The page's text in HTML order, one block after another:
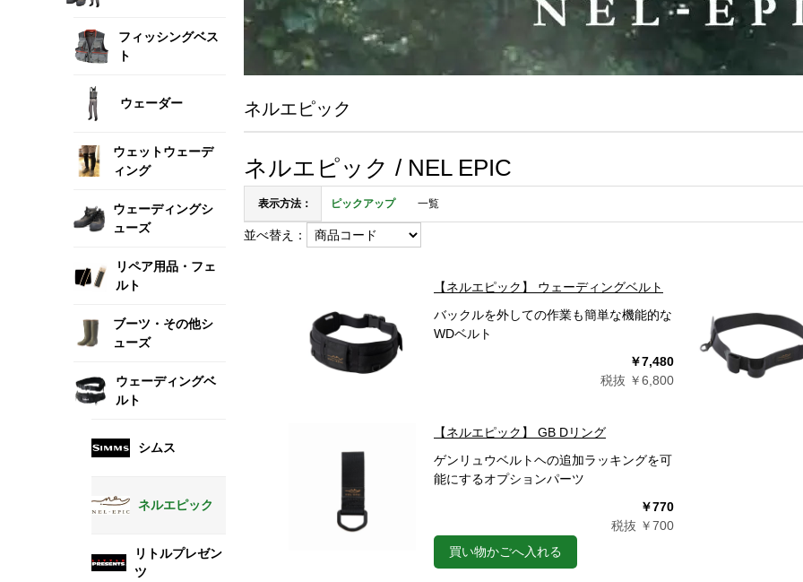
フィッシングベス
ト
ウェーダー
ウェットウェーデ
ィング
ウェーディングシ
ューズ
リペア用品・フェ
ルト
ブーツ・その他シ
ューズ
ウェーディングベ
ルト
シムス
ネルエピック
リトルプレゼン
ツ
ネルエピック
ネルエピック / NEL EPIC
表示方法： ピックアップ 一覧
並べ替え：
【ネルエピック】 ウェーディングベルト
バックルを外しての作業も簡単な機能的な
WDベルト
￥7,480
税抜 ￥6,800
【ネルエピック】 GB Dリング
ゲンリュウベルトヘの追加ラッキングを可
能にするオプションパーツ
￥770
税抜 ￥700
買い物かごへ入れる